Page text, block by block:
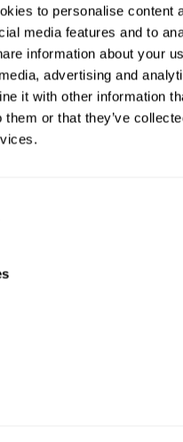
to personalise content
media features and to
information about your
advertising and
it with other information
them or that they’ve
17.50
CaPro